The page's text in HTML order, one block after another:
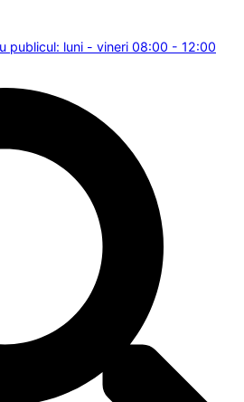
publicul: luni - vineri 08:00 - 12:00